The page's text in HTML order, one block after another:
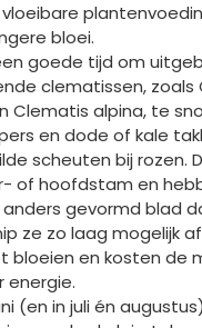
bloei.
goede tijd om
clematissen, zoals
Clematis alpina, te
en dode of kale
scheuten bij rozen.
of hoofdstam en
gevormd blad
ze zo laag mogelijk
bloeien en kosten de
energie.
(en in juli én